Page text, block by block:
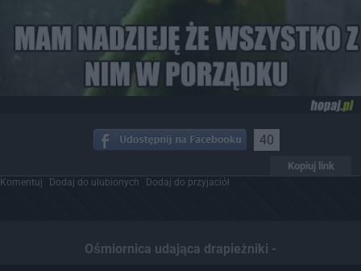
40
Kopiuj link
Komentuj Dodaj do ulubionych Dodaj do przyjaciół
Ośmiornica udająca drapieżniki -